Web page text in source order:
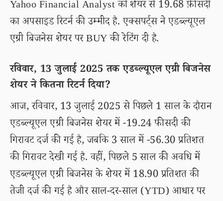
Yahoo Financial Analyst को शेयर से 19.68 फ़ीसदी
का अपसाइड रिटर्न की उम्मीद है. एक्सपर्ट्स ने एडब्ल्यूएल
एग्री बिजनेस शेयर पर BUY की रेटिंग दी है.
रविवार, 13 जुलाई 2025 तक एडब्ल्यूएल एग्री बिजनेस
शेयर ने कितना रिटर्न दिया?
आज, रविवार, 13 जुलाई 2025 से पिछले 1 साल के दौरान
एडब्ल्यूएल एग्री बिजनेस शेयर में -19.24 फीसदी की
गिरावट दर्ज की गई है, जबकि 3 साल में -56.30 प्रतिशत
की गिरावट देखी गई है. वहीं, पिछले 5 साल की अवधि में
एडब्ल्यूएल एग्री बिजनेस के शेयर में 18.90 प्रतिशत की
तेजी दर्ज की गई है और साल-दर-साल (YTD) आधार पर